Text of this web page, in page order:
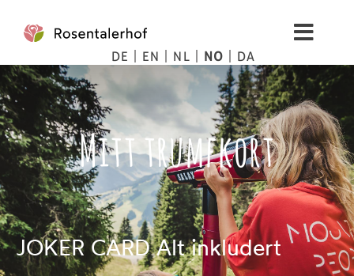
content
Living
spa
Bilder
Fjellet
Mitt trumfkort
JOKER CARD Alt inkludert
DE EN NL NO DA